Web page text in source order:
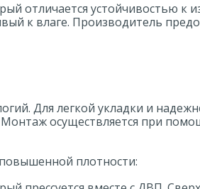
отличается устойчивостью к
к влаге. Производитель
Для легкой укладки и
осуществляется при
плотности: